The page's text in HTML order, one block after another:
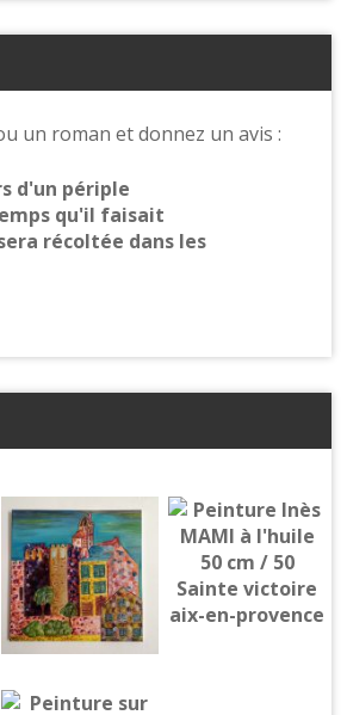
un roman et donnez un avis :
d'un périple
qu'il faisait
récoltée dans les